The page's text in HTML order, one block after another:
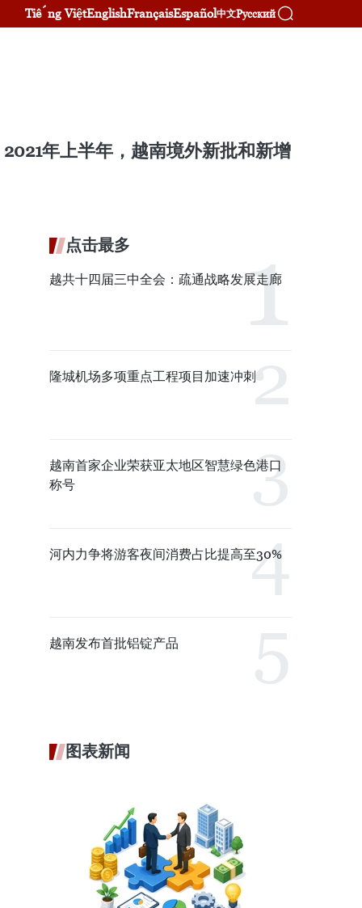
Tiếng ViệtEnglishFrançaisEspañol中文Русский
年上半年，越南境外新批和新增
点击最多
越共十四届三中全会：疏通战略发展走廊
隆城机场多项重点工程项目加速冲刺
越南首家企业荣获亚太地区智慧绿色港口
称号
河内力争将游客夜间消费占比提高至30%
越南发布首批铝锭产品
图表新闻